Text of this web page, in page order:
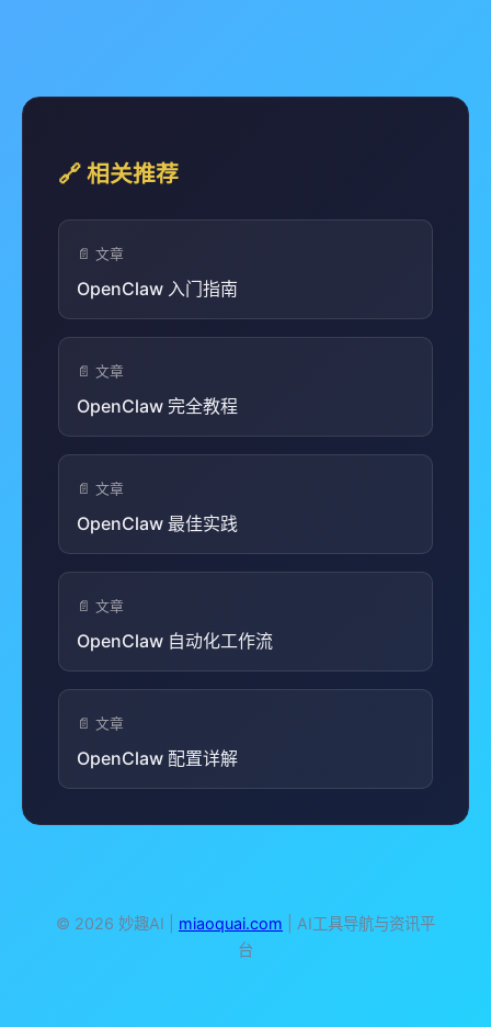
🔗 相关推荐
📄 文章
OpenClaw 入门指南
📄 文章
OpenClaw 完全教程
📄 文章
OpenClaw 最佳实践
📄 文章
OpenClaw 自动化工作流
📄 文章
OpenClaw 配置详解
© 2026 妙趣AI | miaoquai.com | AI工具导航与资讯平
台